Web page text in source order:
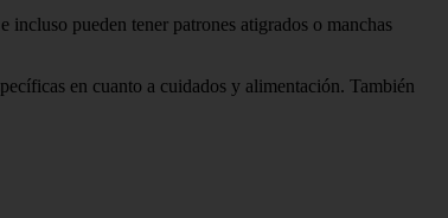
incluso pueden tener patrones atigrados o manchas
en cuanto a cuidados y alimentación. También